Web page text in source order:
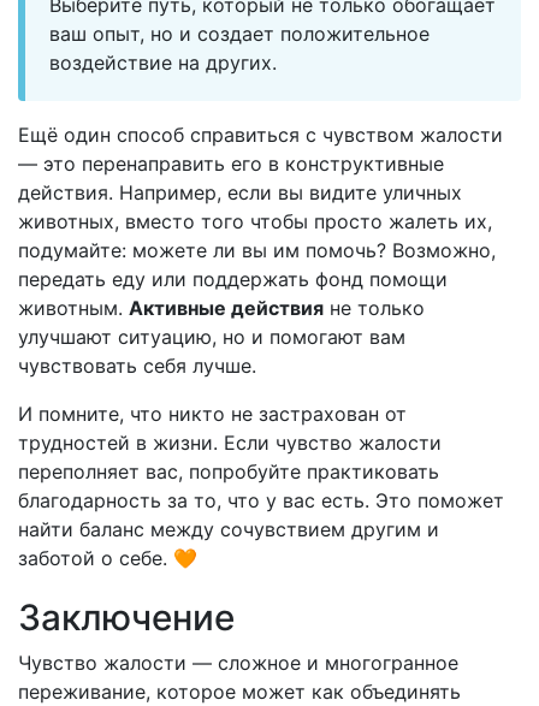
Выберите путь, который не только обогащает
ваш опыт, но и создает положительное
воздействие на других.
Ещё один способ справиться с чувством жалости
— это перенаправить его в конструктивные
действия. Например, если вы видите уличных
животных, вместо того чтобы просто жалеть их,
подумайте: можете ли вы им помочь? Возможно,
передать еду или поддержать фонд помощи
животным. Активные действия не только
улучшают ситуацию, но и помогают вам
чувствовать себя лучше.
И помните, что никто не застрахован от
трудностей в жизни. Если чувство жалости
переполняет вас, попробуйте практиковать
благодарность за то, что у вас есть. Это поможет
найти баланс между сочувствием другим и
заботой о себе. 🧡
Заключение
Чувство жалости — сложное и многогранное
переживание, которое может как объединять